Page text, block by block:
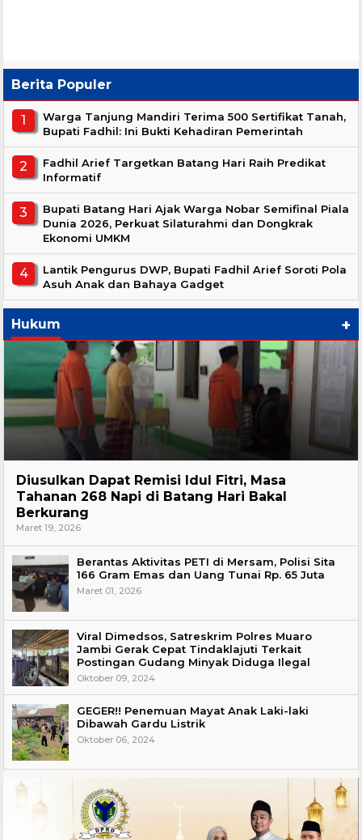
Berita Populer
Warga Tanjung Mandiri Terima 500 Sertifikat Tanah,
Bupati Fadhil: Ini Bukti Kehadiran Pemerintah
Fadhil Arief Targetkan Batang Hari Raih Predikat
Informatif
Bupati Batang Hari Ajak Warga Nobar Semifinal Piala
Dunia 2026, Perkuat Silaturahmi dan Dongkrak
Ekonomi UMKM
Lantik Pengurus DWP, Bupati Fadhil Arief Soroti Pola
Asuh Anak dan Bahaya Gadget
Hukum +
Diusulkan Dapat Remisi Idul Fitri, Masa
Tahanan 268 Napi di Batang Hari Bakal
Berkurang
Maret 19, 2026
Berantas Aktivitas PETI di Mersam, Polisi Sita
166 Gram Emas dan Uang Tunai Rp. 65 Juta
Maret 01, 2026
Viral Dimedsos, Satreskrim Polres Muaro
Jambi Gerak Cepat Tindaklajuti Terkait
Postingan Gudang Minyak Diduga Ilegal
Oktober 09, 2024
GEGER!! Penemuan Mayat Anak Laki-laki
Dibawah Gardu Listrik
Oktober 06, 2024